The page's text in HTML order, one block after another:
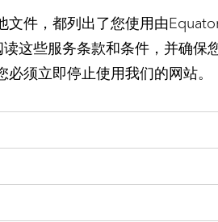
件，都列出了您使用由
这些服务条款和条件，并确
须立即停止使用我们的网站。